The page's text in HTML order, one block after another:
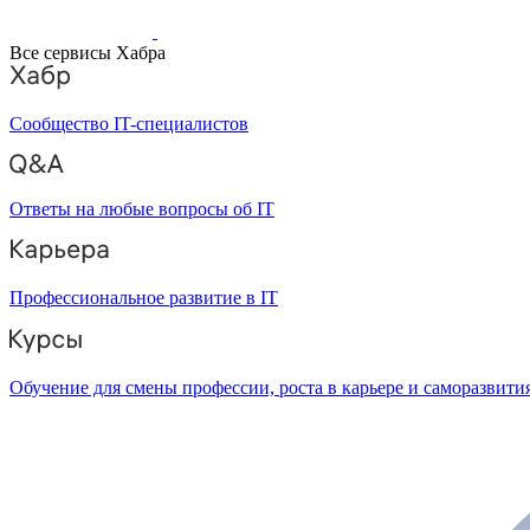
Все сервисы Хабра
Сообщество IT-специалистов
Ответы на любые вопросы об IT
Профессиональное развитие в IT
Обучение для смены профессии, роста в карьере и